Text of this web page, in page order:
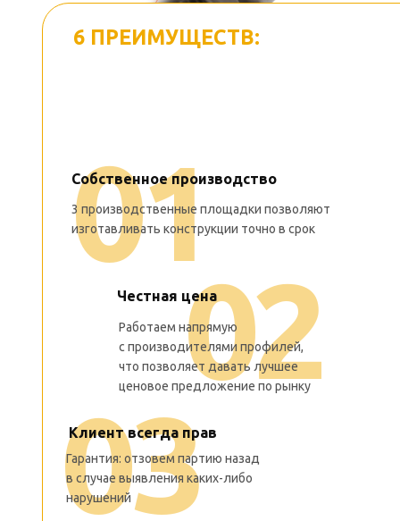
6
01
3 производственные площадки позволяют
изготавливать конструкции точно в срок
02
6 ПРЕИМУЩЕСТВ:
03
Работаем напрямую
с производителями профилей,
что позволяет давать лучшее
ценовое предложение по рынку
Гарантия: отзовем партию назад
в случае выявления каких-либо
нарушений
Собственное производство
Честная цена
Клиент всегда прав